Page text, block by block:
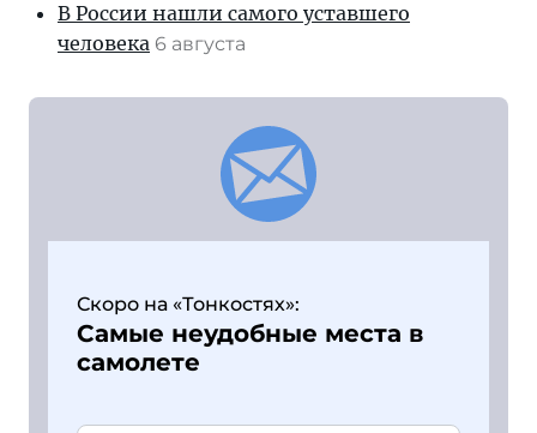
В России нашли самого уставшего
человека 6 августа
Скоро на «Тонкостях»:
Самые неудобные места в
самолете